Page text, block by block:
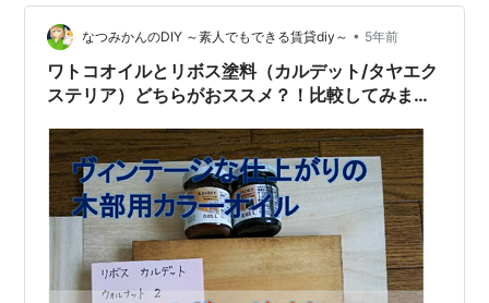
で塗装をしておりました。 用具や使うものはＤＩＹで使
うようなものはひとつもなく やはり、その作業に特化し
たプロ仕様の物を使っておりました。 塗料も当然、その
被塗物にあった…
なつみかんのDIY ～素人でもできる賃貸diy～ • 5年前
ワトコオイルとリボス塗料（カルデット/タヤエク
ステリア）どちらがおススメ？！比較してみまし